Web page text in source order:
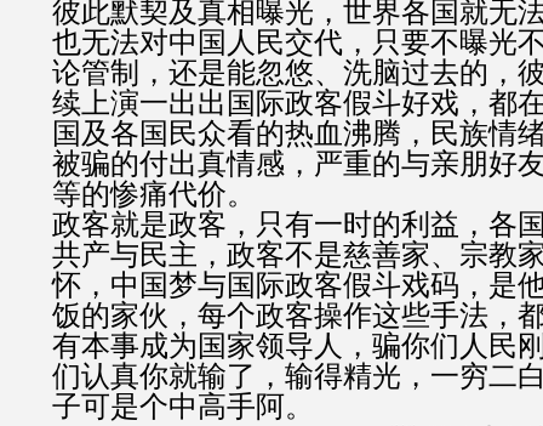
彼此默契及真相曝光，世界各国就无
也无法对中国人民交代，只要不曝光
论管制，还是能忽悠、洗脑过去的，
续上演一出出国际政客假斗好戏，都
国及各国民众看的热血沸腾，民族情
被骗的付出真情感，严重的与亲朋好
等的惨痛代价。
政客就是政客，只有一时的利益，各
共产与民主，政客不是慈善家、宗教
怀，中国梦与国际政客假斗戏码，是
饭的家伙，每个政客操作这些手法，
有本事成为国家领导人，骗你们人民
们认真你就输了，输得精光，一穷二
子可是个中高手阿。